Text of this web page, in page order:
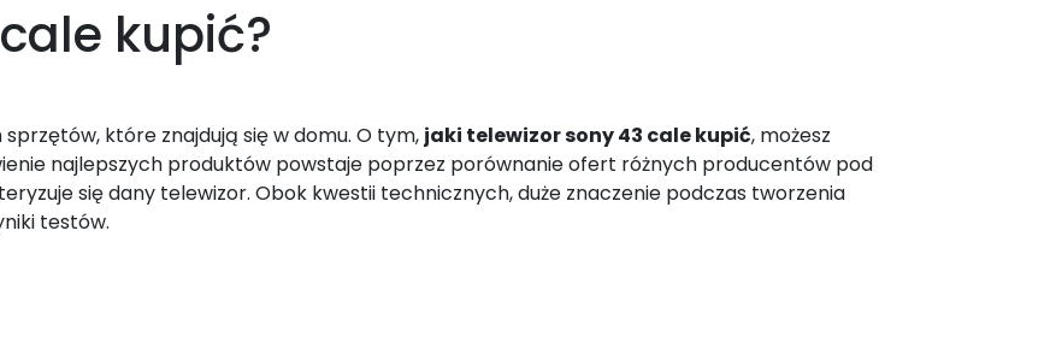
kupić?
które znajdują się w domu. O tym, jaki telewizor sony 43 cale kupić, możesz
najlepszych produktów powstaje poprzez porównanie ofert różnych producentów pod
się dany telewizor. Obok kwestii technicznych, duże znaczenie podczas tworzenia
testów.